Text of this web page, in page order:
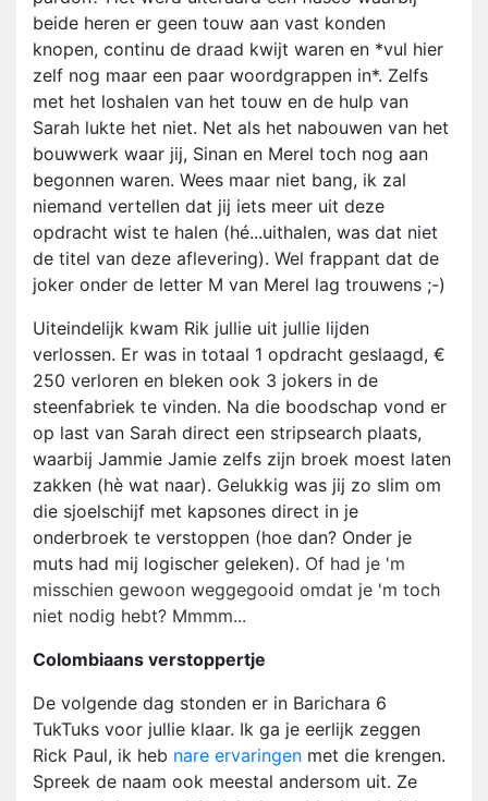
beide heren er geen touw aan vast konden
knopen, continu de draad kwijt waren en *vul hier
zelf nog maar een paar woordgrappen in*. Zelfs
met het loshalen van het touw en de hulp van
Sarah lukte het niet. Net als het nabouwen van het
bouwwerk waar jij, Sinan en Merel toch nog aan
begonnen waren. Wees maar niet bang, ik zal
niemand vertellen dat jij iets meer uit deze
opdracht wist te halen (hé...uithalen, was dat niet
de titel van deze aflevering). Wel frappant dat de
joker onder de letter M van Merel lag trouwens ;-)
Uiteindelijk kwam Rik jullie uit jullie lijden
verlossen. Er was in totaal 1 opdracht geslaagd, €
250 verloren en bleken ook 3 jokers in de
steenfabriek te vinden. Na die boodschap vond er
op last van Sarah direct een stripsearch plaats,
waarbij Jammie Jamie zelfs zijn broek moest laten
zakken (hè wat naar). Gelukkig was jij zo slim om
die sjoelschijf met kapsones direct in je
onderbroek te verstoppen (hoe dan? Onder je
muts had mij logischer geleken). Of had je 'm
misschien gewoon weggegooid omdat je 'm toch
niet nodig hebt? Mmmm...
Colombiaans verstoppertje
De volgende dag stonden er in Barichara 6
TukTuks voor jullie klaar. Ik ga je eerlijk zeggen
Rick Paul, ik heb nare ervaringen met die krengen.
Spreek de naam ook meestal andersom uit. Ze